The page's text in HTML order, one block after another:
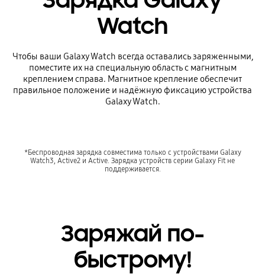
Watch
Чтобы ваши Galaxy Watch всегда оставались заряженными,
поместите их на специальную область с магнитным
креплением справа. Магнитное крепление обеспечит
правильное положение и надёжную фиксацию устройства
Galaxy Watch.
*Беспроводная зарядка совместима только с устройствами Galaxy
Watch3, Active2 и Active. Зарядка устройств серии Galaxy Fit не
поддерживается.
Заряжай по-
быстрому!